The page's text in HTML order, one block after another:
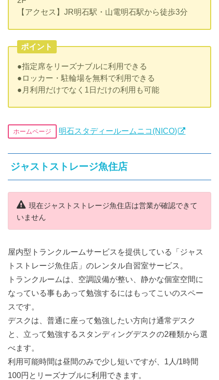
【アクセス】JR明石駅・山電明石駅から徒歩3分
ポイント
●指定席をリーズナブルに利用できる
●ロッカー・駐輪場を無料で利用できる
●月利用だけでなく1日だけの利用も可能
ホームページ 明石スタディールームニコ(NICO)
ジャストストレージ魚住店
現在ジャストストレージ魚住店は営業が確認できて
いません
屋内型トランクルームサービスを提供している「ジャス
トストレージ魚住店」のレンタル自習室サービス。
トランクルームは、空調設備が整い、静かな個室空間に
なっている事もあって勉強するにはもってこいのスペー
スです。
デスクは、普通に座って勉強したい方向け通常デスク
と、立って勉強するスタンディングデスクの2種類から選
べます。
利用可能時間は昼間のみで少し短いですが、1人/1時間
100円とリーズナブルに利用できます。